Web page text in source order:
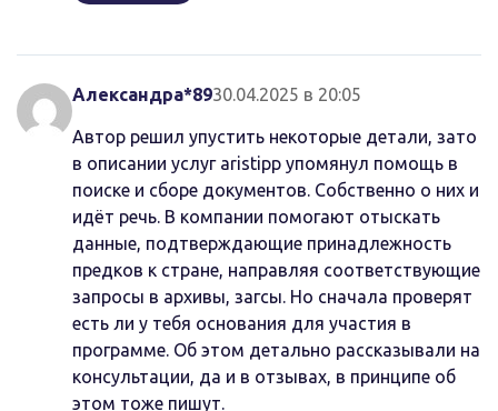
Александра*8930.04.2025 в 20:05
Автор решил упустить некоторые детали, зато
в описании услуг aristipp упомянул помощь в
поиске и сборе документов. Собственно о них и
идёт речь. В компании помогают отыскать
данные, подтверждающие принадлежность
предков к стране, направляя соответствующие
запросы в архивы, загсы. Но сначала проверят
есть ли у тебя основания для участия в
программе. Об этом детально рассказывали на
консультации, да и в отзывах, в принципе об
этом тоже пишут.